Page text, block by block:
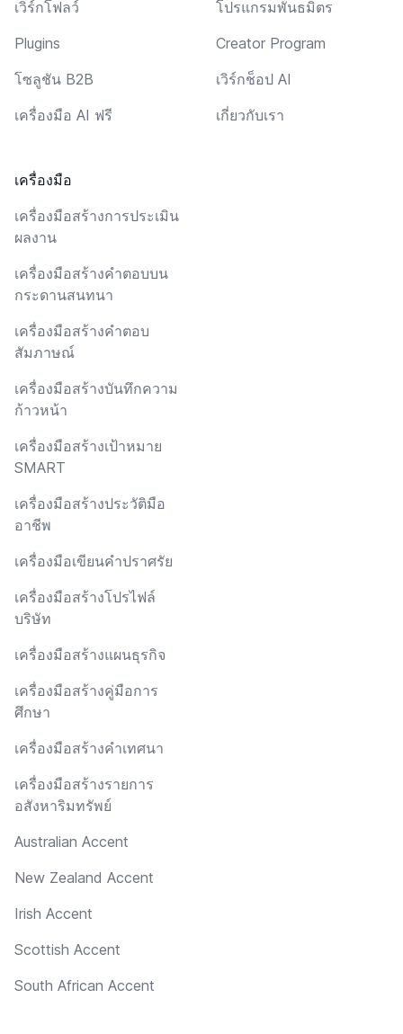
เวิร์กโฟลว์
Plugins
โซลูชัน B2B
เครื่องมือ AI ฟรี
เครื่องมือ
เครื่องมือสร้างการประเมิน
ผลงาน
เครื่องมือสร้างคำตอบบน
กระดานสนทนา
เครื่องมือสร้างคำตอบ
สัมภาษณ์
เครื่องมือสร้างบันทึกความ
ก้าวหน้า
เครื่องมือสร้างเป้าหมาย
SMART
เครื่องมือสร้างประวัติมือ
อาชีพ
เครื่องมือเขียนคำปราศรัย
เครื่องมือสร้างโปรไฟล์
บริษัท
เครื่องมือสร้างแผนธุรกิจ
เครื่องมือสร้างคู่มือการ
ศึกษา
เครื่องมือสร้างคำเทศนา
เครื่องมือสร้างรายการ
อสังหาริมทรัพย์
Australian Accent
New Zealand Accent
Irish Accent
Scottish Accent
South African Accent
โปรแกรมพันธมิตร
Creator Program
เวิร์กช็อป AI
เกี่ยวกับเรา